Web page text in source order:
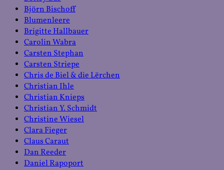
Björn Bischoff
Blumenleere
Brigitte Hallbauer
Carolin Wabra
Carsten Stephan
Carsten Striepe
Chris de Biel & die Lërchen
Christian Ihle
Christian Knieps
Christian Y. Schmidt
Christine Wiesel
Clara Fieger
Claus Caraut
Dan Reeder
Daniel Rapoport